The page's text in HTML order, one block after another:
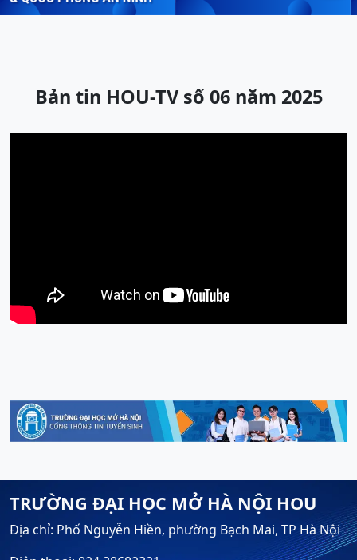
Bản tin HOU-TV số 06 năm 2025
TRƯỜNG ĐẠI HỌC MỞ HÀ NỘI HOU
Địa chỉ: Phố Nguyễn Hiền, phường Bạch Mai, TP Hà Nội